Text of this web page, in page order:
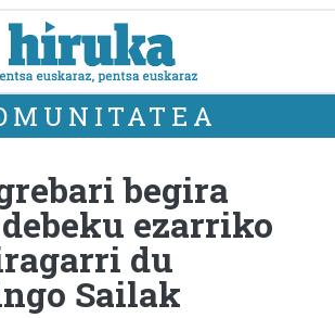
begira
ezarriko
du
Sailak